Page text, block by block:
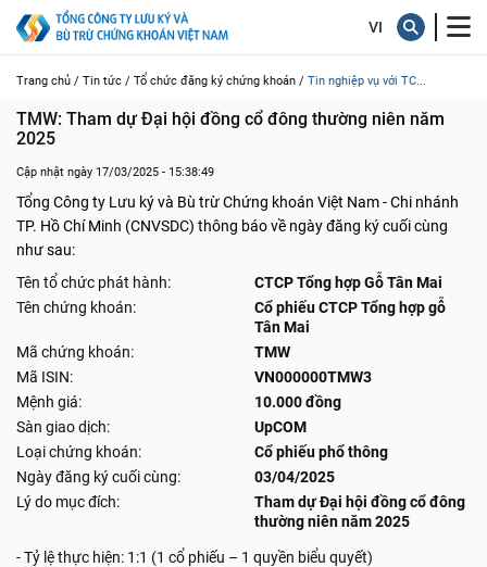
Trang chủ / Tin tức / Tổ chức đăng ký chứng khoán / Tin nghiệp vụ với TC...
TMW: Tham dự Đại hội đồng cổ đông thường niên năm
2025
Cập nhật ngày 17/03/2025 - 15:38:49
Tổng Công ty Lưu ký và Bù trừ Chứng khoán Việt Nam - Chi nhánh
TP. Hồ Chí Minh (CNVSDC) thông báo về ngày đăng ký cuối cùng
như sau:
Tên tổ chức phát hành:
CTCP Tổng hợp Gỗ Tân Mai
Tên chứng khoán:
Cổ phiếu CTCP Tổng hợp gỗ
Tân Mai
Mã chứng khoán:
TMW
Mã ISIN:
VN000000TMW3
Mệnh giá:
10.000 đồng
Sàn giao dịch:
UpCOM
Loại chứng khoán:
Cổ phiếu phổ thông
Ngày đăng ký cuối cùng:
03/04/2025
Lý do mục đích:
Tham dự Đại hội đồng cổ đông
thường niên năm 2025
- Tỷ lệ thực hiện: 1:1 (1 cổ phiếu – 1 quyền biểu quyết)